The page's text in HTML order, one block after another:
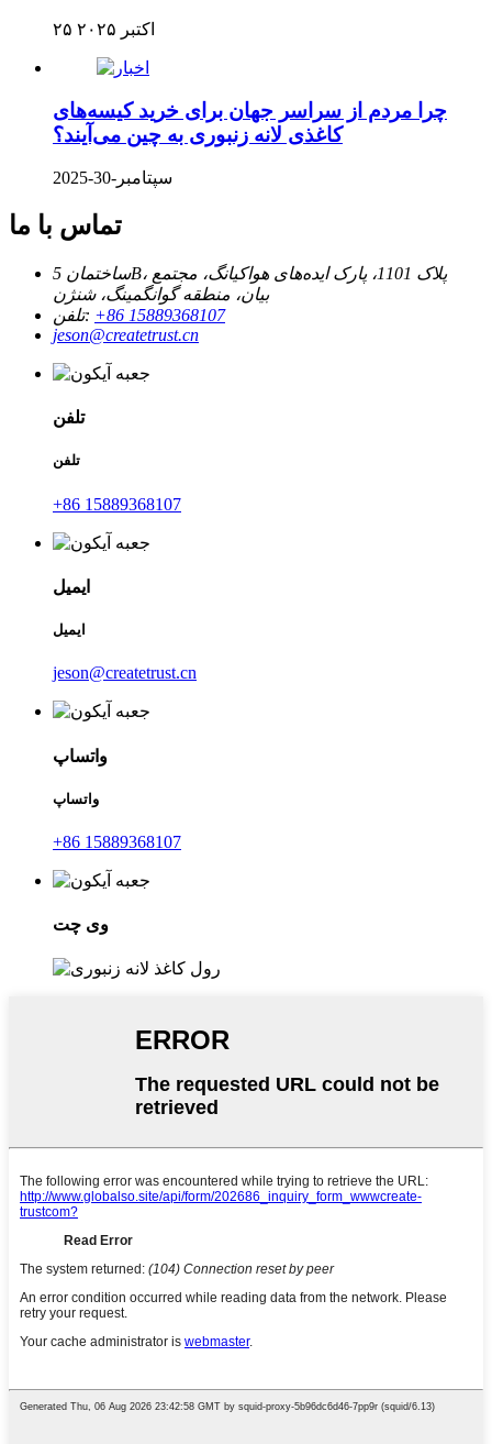
۲۵ اکتبر ۲۰۲۵
چرا مردم از سراسر جهان برای خرید کیسه‌های
کاغذی لانه زنبوری به چین می‌آیند؟
سپتامبر-30-2025
تماس با ما
ساختمان 5B، پلاک 1101، پارک ایده‌های هواکیانگ، مجتمع
بیان، منطقه گوانگمینگ، شنژن
تلفن: ‎+86 15889368107‎
jeson@createtrust.cn
تلفن
تلفن
‎+86 15889368107‎
ایمیل
ایمیل
jeson@createtrust.cn
واتساپ
واتساپ
‎+86 15889368107‎
وی چت